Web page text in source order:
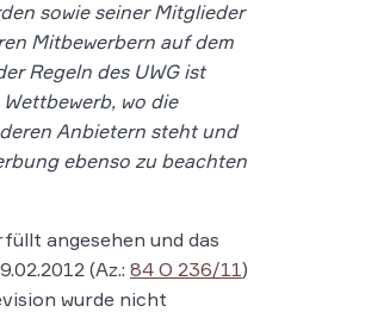
sowie seiner Mitglieder
Mitbewerbern auf dem
Regeln des UWG ist
wo die
Anbietern steht und
ebenso zu beachten
angesehen und das
(Az.: 84 O 236/11)
wurde nicht